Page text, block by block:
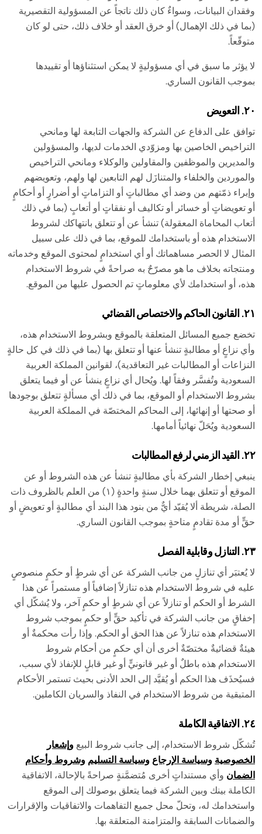
وفقدان البيانات، وسواءٌ كان ذلك ناتجاً عن المسؤولية التقصيرية
(بما في ذلك الإهمال) أو خرق العقد أو خلاف ذلك، حتى لو كان
متوقّعاً.
لا يؤثر ما سبق في أي مسؤوليةٍ لا يمكن استثناؤها أو تقييدها
بموجب القانون الساري.
٢٠. التعويض
توافق على الدفاع عن الشركة والجهات التابعة لها ومانحي
التراخيص الخاصين بها ومزوّدي الخدمات لديها، والمسؤولين
والمديرين والموظفين والمقاولين والوكلاء ومانحي التراخيص
والموردين والخلفاء والمتنازَل لهم التابعين لها ولهم، وتعويضهم
وإبراء ذمّتهم من وضد أي مطالباتٍ أو التزاماتٍ أو أضرارٍ أو أحكامٍ
أو تعويضاتٍ أو خسائر أو تكاليف أو نفقاتٍ أو أتعابٍ (بما في ذلك
أتعاب المحاماة المعقولة) تنشأ عن أو تتعلق بانتهاكك لشروط
الاستخدام هذه أو باستخدامك للموقع، بما في ذلك على سبيل
المثال لا الحصر مساهماتك أو أي استخدامٍ لمحتوى الموقع وخدماته
ومنتجاته بخلاف ما هو مصرّحٌ به صراحةً في شروط الاستخدام
هذه، أو استخدامك لأي معلوماتٍ تم الحصول عليها من الموقع.
٢١. القانون الحاكم والاختصاص القضائي
تخضع جميع المسائل المتعلقة بالموقع وبشروط الاستخدام هذه،
وأي نزاعٍ أو مطالبةٍ تنشأ عنها أو تتعلق بها (بما في ذلك في كل حالةٍ
النزاعات أو المطالبات غير التعاقدية)، لقوانين المملكة العربية
السعودية وتُفسَّر وفقاً لها. ويُحال أي نزاعٍ ينشأ عن أو فيما يتعلق
بشروط الاستخدام أو الموقع، بما في ذلك أي مسألةٍ تتعلق بوجودها
أو صحتها أو إنهائها، إلى المحاكم المختصّة في المملكة العربية
السعودية ويُحَلّ نهائياً أمامها.
٢٢. القيد الزمني لرفع المطالبات
ينبغي إخطار الشركة بأي مطالبةٍ تنشأ عن هذه الشروط أو عن
الموقع أو تتعلق بهما خلال سنةٍ واحدةٍ (١) من العلم بالظروف ذات
الصلة، شريطة ألا يُقيّد أيٌّ من بنود هذا البند أي مطالبةٍ أو تعويضٍ أو
حقٍّ أو مدة تقادمٍ متاحةٍ بموجب القانون الساري.
٢٣. التنازل وقابلية الفصل
لا يُعتبَر أي تنازلٍ من جانب الشركة عن أي شرطٍ أو حكمٍ منصوصٍ
عليه في شروط الاستخدام هذه تنازلاً إضافياً أو مستمراً عن هذا
الشرط أو الحكم أو تنازلاً عن أي شرطٍ أو حكمٍ آخر، ولا يُشكّل أي
إخفاقٍ من جانب الشركة في تأكيد حقٍّ أو حكمٍ بموجب شروط
الاستخدام هذه تنازلاً عن هذا الحق أو الحكم. وإذا رأت محكمةٌ أو
هيئةٌ قضائيةٌ مختصّةٌ أخرى أن أي حكمٍ من أحكام شروط
الاستخدام هذه باطلٌ أو غير قانونيٍّ أو غير قابلٍ للإنفاذ لأي سبب،
فسيُحذَف هذا الحكم أو يُقيَّد إلى الحد الأدنى بحيث تستمر الأحكام
المتبقية من شروط الاستخدام في النفاذ والسريان الكاملين.
٢٤. الاتفاقية الكاملة
تُشكّل شروط الاستخدام، إلى جانب شروط البيع وإشعار
الخصوصية وسياسة الإرجاع وسياسة التسليم وشروط وأحكام
الضمان وأي مستنداتٍ أخرى مُتضمَّنةٍ صراحةً بالإحالة، الاتفاقية
الكاملة بينك وبين الشركة فيما يتعلق بوصولك إلى الموقع
واستخدامك له، وتحلّ محل جميع التفاهمات والاتفاقيات والإقرارات
والضمانات السابقة والمتزامنة المتعلقة بها.